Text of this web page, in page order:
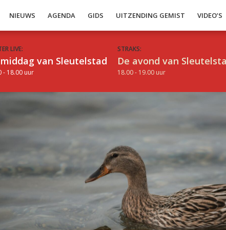
NIEUWS AGENDA GIDS UITZENDING GEMIST VIDEO’S
LIVE:
van Sleutelstad
- 18.00 uur
STRAKS:
De avond van
18.00 - 19.00 uur